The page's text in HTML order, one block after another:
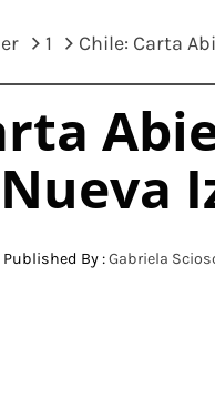
1 Chile: Carta
Published By :Gabriela